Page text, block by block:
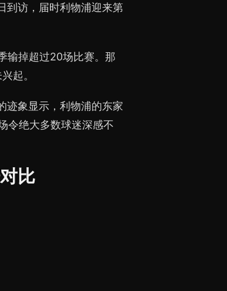
到访，届时利物浦迎来第
输掉超过20场比赛。那
起。
迹象显示，利物浦的东家
令绝大多数球迷深感不
比